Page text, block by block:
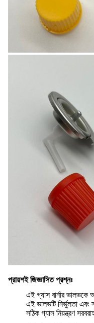
প্রায়শই জিজ্ঞাসিত প্রশ্নঃ
এই গ্যাস বার্নার
এই ভালভটি নির্ভুলতা
সঠিক গ্যাস নিয়ন্ত্রণ